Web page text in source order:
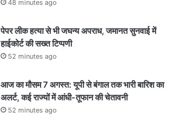
48 minutes ago
पेपर लीक हत्या से भी जघन्य अपराध, जमानत सुनवाई में
हाईकोर्ट की सख्त टिप्पणी
52 minutes ago
आज का मौसम 7 अगस्त: यूपी से बंगाल तक भारी बारिश का
अलर्ट, कई राज्यों में आंधी-तूफान की चेतावनी
52 minutes ago